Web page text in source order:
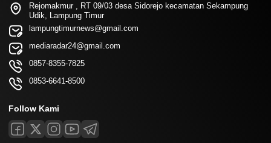
Rejomakmur , RT 09/03 desa Sidorejo kecamatan Sekampung
Udik, Lampung Timur
lampungtimurnews@gmail.com
mediaradar24@gmail.com
0857-8355-7825
0853-6641-8500
Follow Kami